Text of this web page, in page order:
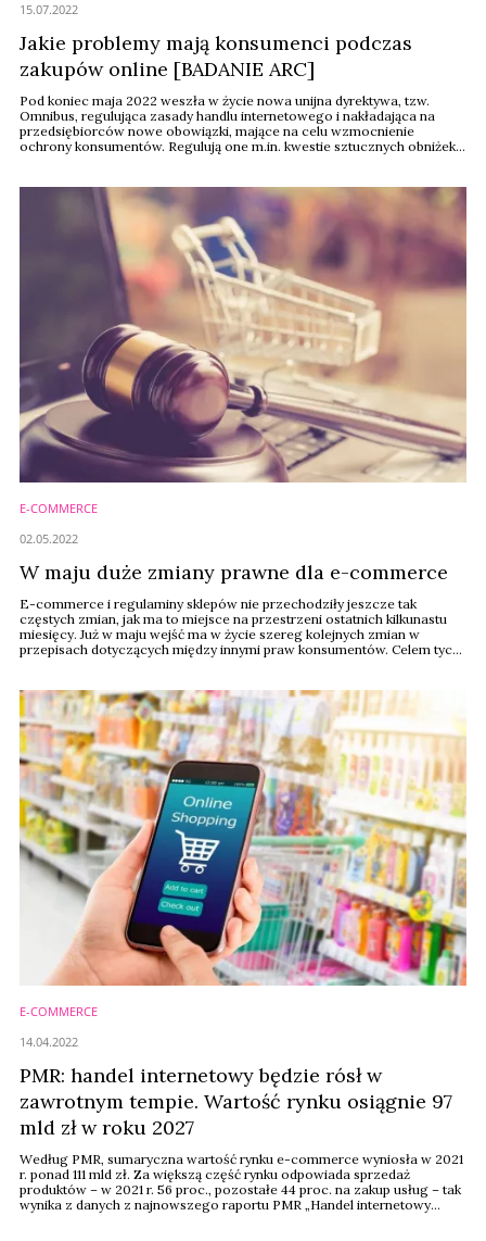
Jakie problemy mają konsumenci podczas
zakupów online [BADANIE ARC]
Pod koniec maja 2022 weszła w życie nowa unijna dyrektywa, tzw.
Omnibus, regulująca zasady handlu internetowego i nakładająca na
przedsiębiorców nowe obowiązki, mające na celu wzmocnienie
ochrony konsumentów. Regulują one m.in. kwestie sztucznych obniżek,
prawa jest na etapie prac rządowych. Czy ...
15.07.2022
E-COMMERCE
W maju duże zmiany prawne dla e-commerce
E-commerce i regulaminy sklepów nie przechodziły jeszcze tak
częstych zmian, jak ma to miejsce na przestrzeni ostatnich kilkunastu
miesięcy. Już w maju wejść ma w życie szereg kolejnych zmian w
przepisach dotyczących między innymi praw konsumentów. Celem tych
2019/2161 (dyrektywa Omnibus). Ustawy ...
02.05.2022
E-COMMERCE
PMR: handel internetowy będzie rósł w
zawrotnym tempie. Wartość rynku osiągnie 97
mld zł w roku 2027
Według PMR, sumaryczna wartość rynku e-commerce wyniosła w 2021
r. ponad 111 mld zł. Za większą część rynku odpowiada sprzedaż
produktów – w 2021 r. 56 proc., pozostałe 44 proc. na zakup usług – tak
wynika z danych z najnowszego raportu PMR „Handel internetowy
14.04.2022